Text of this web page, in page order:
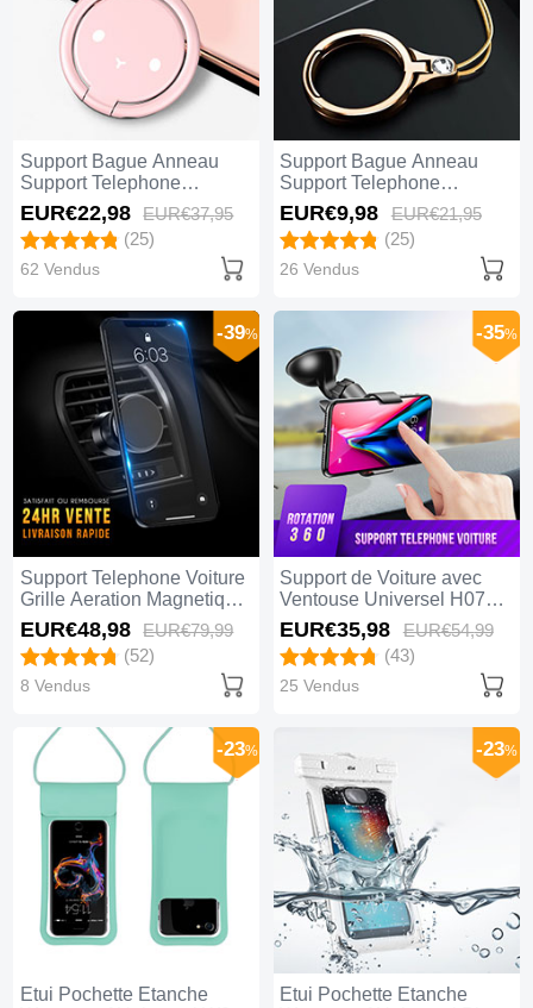
Support Bague Anneau
Support Telephone
Magnetique Universel S12
Rose
EUR€22,98 EUR€37,95
(25)
62 Vendus
Support Bague Anneau
Support Telephone
Universel Z03 Or
EUR€9,98 EUR€21,95
(25)
26 Vendus
Support Telephone Voiture
Grille Aeration Magnetique
Aimant Universel C01 Noir
-39%
EUR€48,98 EUR€79,99
(52)
8 Vendus
Support de Voiture avec
Ventouse Universel H07
Noir
-35%
EUR€35,98 EUR€54,99
(43)
25 Vendus
Etui Pochette Etanche
-23%
Etui Pochette Etanche
-23%